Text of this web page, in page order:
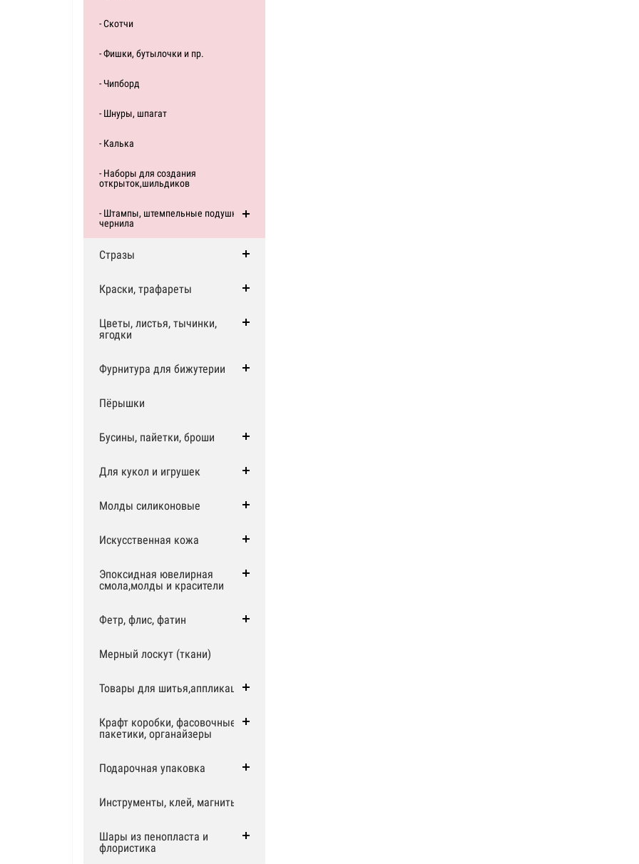
- Скотчи
- Фишки, бутылочки и пр.
- Чипборд
- Шнуры, шпагат
- Калька
- Наборы для создания
открыток,шильдиков
- Штампы, штемпельные подушки,
чернила
Стразы
Краски, трафареты
Цветы, листья, тычинки,
ягодки
Фурнитура для бижутерии
Пёрышки
Бусины, пайетки, броши
Для кукол и игрушек
Молды силиконовые
Искусственная кожа
Эпоксидная ювелирная
смола,молды и красители
Фетр, флис, фатин
Мерный лоскут (ткани)
Товары для шитья,аппликации
Крафт коробки, фасовочные
пакетики, органайзеры
Подарочная упаковка
Инструменты, клей, магниты
Шары из пенопласта и
флористика